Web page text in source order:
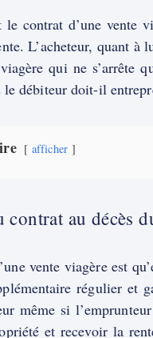
le contrat d’une vente
L’acheteur, quant à
qui ne s’arrête
le débiteur doit-il
afficher
contrat au décès
vente viagère est
régulier et
même si
et recevoir la